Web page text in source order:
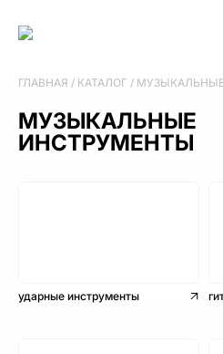
ГЛАВНАЯ / КАТАЛОГ /
МУЗЫКАЛЬНЫЕ
ИНСТРУМЕНТЫ
ударные инструменты